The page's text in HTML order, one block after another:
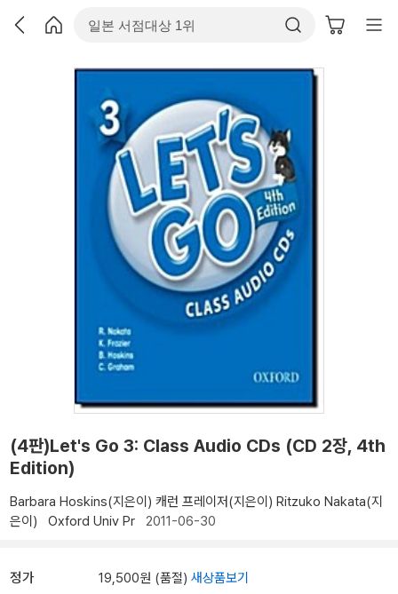
(4판)Let's Go 3: Class Audio CDs (CD 2장, 4th
Edition)
Barbara Hoskins(지은이) 캐런 프레이저(지은이) Ritzuko Nakata(지
은이)
Oxford Univ Pr 2011-06-30
정가 19,500원 (품절) 새상품보기